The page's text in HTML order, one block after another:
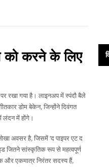
करने के लिए
रखा गया है। लाइनअप में स्पंदौ बैले
डोम बेकेन, जिन्होंने दिवंगत
लंदन में होंगे।
अवसर है, जिसमें 'द पाइपर एट द
सांस्कृतिक रूप से महत्वपूर्ण
एकमात्र निरंतर सदस्य हैं,